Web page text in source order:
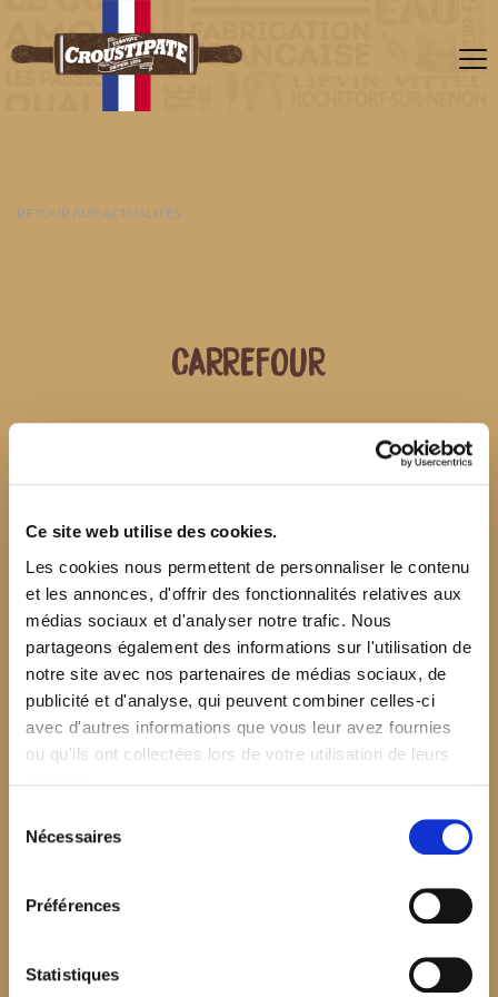
Ce site web utilise des cookies.
Les cookies nous permettent de personnaliser le contenu
et les annonces, d'offrir des fonctionnalités relatives aux
médias sociaux et d'analyser notre trafic. Nous
partageons également des informations sur l'utilisation de
notre site avec nos partenaires de médias sociaux, de
publicité et d'analyse, qui peuvent combiner celles-ci
avec d'autres informations que vous leur avez fournies
ou qu'ils ont collectées lors de votre utilisation de leurs
Nécessaires
Préférences
Statistiques
RETOUR AUX ACTUALITÉS
CARREFOUR